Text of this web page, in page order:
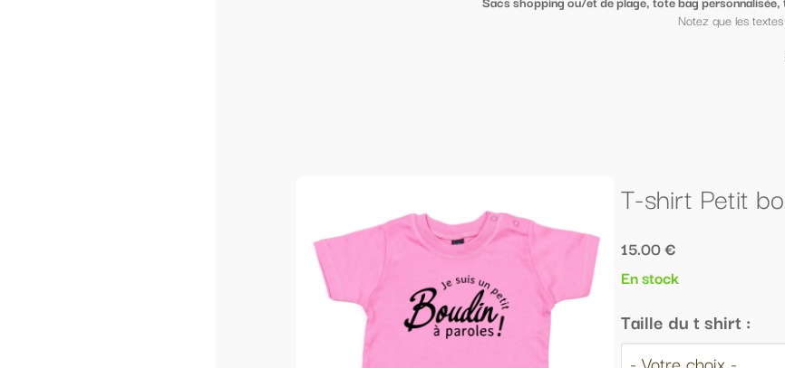
Notez que les textes des sacs peuvent être mis sur des t
T-shirt Petit boudin à paroles !
15.00 €
En stock
Taille du t shirt :